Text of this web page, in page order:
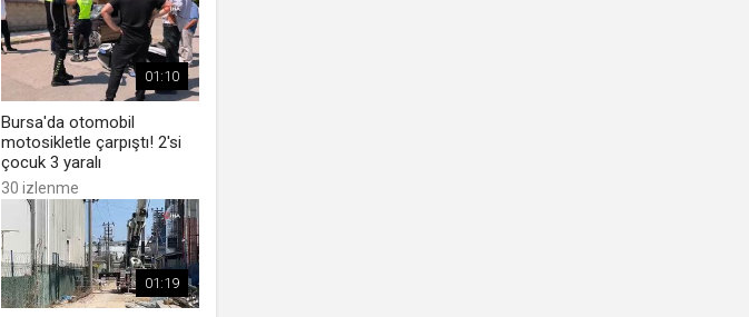
01:10
Bursa'da otomobil
motosikletle çarpıştı! 2'si
çocuk 3 yaralı
30 izlenme
01:19